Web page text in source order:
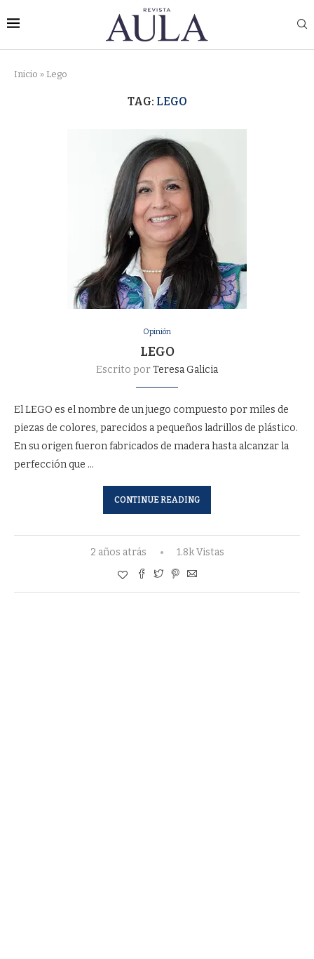
Inicio » Lego
TAG: LEGO
Opinión
LEGO
Escrito porTeresa Galicia
El LEGO es el nombre de un juego compuesto por miles de
piezas de colores, parecidos a pequeños ladrillos de plástico.
En su origen fueron fabricados de madera hasta alcanzar la
perfección que …
CONTINUE READING
2 años atrás 1.8k Vistas